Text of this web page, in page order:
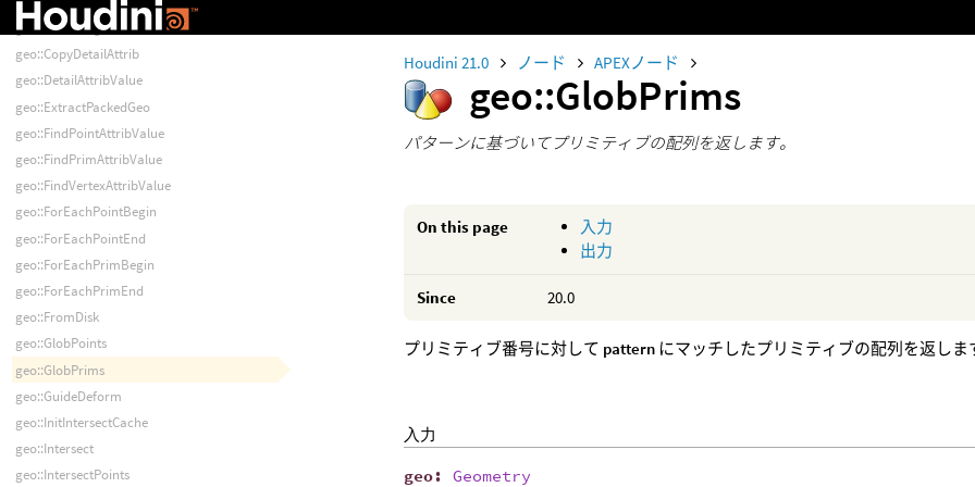
Houdini 21.0 ノード APEXノード
geo::GlobPrims
パターンに基づいてプリミティブの配列を返します。
On this page
入力
出力
Since 20.0
プリミティブ番号に対して pattern にマッチしたプリミティブの配列を返しま
入力
geo:Geometry
geo::BoundingBox
geo::CopyDetailAttrib
geo::DetailAttribValue
geo::ExtractPackedGeo
geo::FindPointAttribValue
geo::FindPrimAttribValue
geo::FindVertexAttribValue
geo::ForEachPointBegin
geo::ForEachPointEnd
geo::ForEachPrimBegin
geo::ForEachPrimEnd
geo::FromDisk
geo::GlobPoints
geo::GlobPrims
geo::GuideDeform
geo::InitIntersectCache
geo::Intersect
geo::IntersectPoints